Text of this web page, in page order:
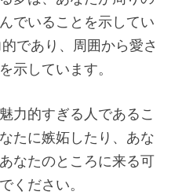
でいることを示してい
であり、周囲から愛さ
示しています。
力的すぎる人であるこ
たに嫉妬したり、あな
なたのところに来る可
ください。